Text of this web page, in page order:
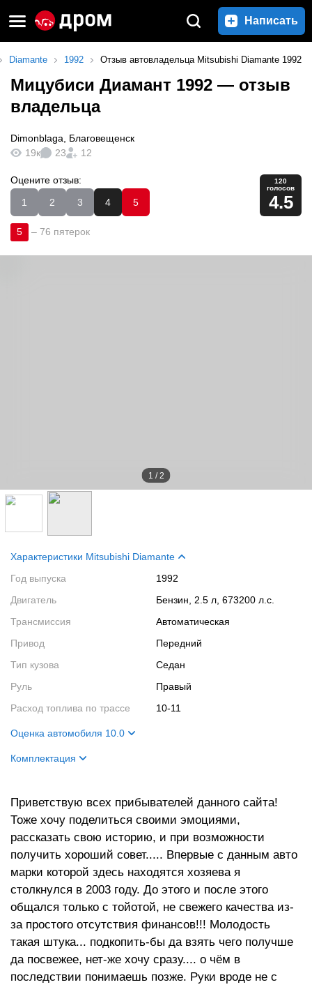
Написать
Diamante 1992 Отзыв автовладельца Mitsubishi Diamante 1992
Мицубиси Диамант 1992 — отзыв
владельца
Dimonblaga
Благовещенск
19к
23 12
Оцените отзыв:
1
2 3 4 5
120
голосов
4.5
5 – 76 пятерок
1 /2
Характеристики Mitsubishi Diamante
Год выпуска
1992
Двигатель
Бензин, 2.5 л, 673200 л.с.
Трансмиссия
Автоматическая
Привод
Передний
Тип кузова
Седан
Руль
Правый
Расход топлива по трассе
10-11
Оценка автомобиля 10.0
Внешний вид
Двигатель
10
Ходовые качества
10
Комплектация
Цвет салона
чёрный
Салон
весь пакет
Кузов
спойлер, обвес,
противотуманки.
Приветствую всех прибывателей данного сайта!
Тоже хочу поделиться своими эмоциями,
рассказать свою историю, и при возможности
получить хороший совет..... Впервые с данным авто
марки которой здесь находятся хозяева я
столкнулся в 2003 году. До этого и после этого
общался только с тойотой, не свежего качества из-
за простого отсутствия финансов!!! Молодость
такая штука... подкопить-бы да взять чего получше
да посвежее, нет-же хочу сразу.... о чём в
последствии понимаешь позже. Руки вроде не с